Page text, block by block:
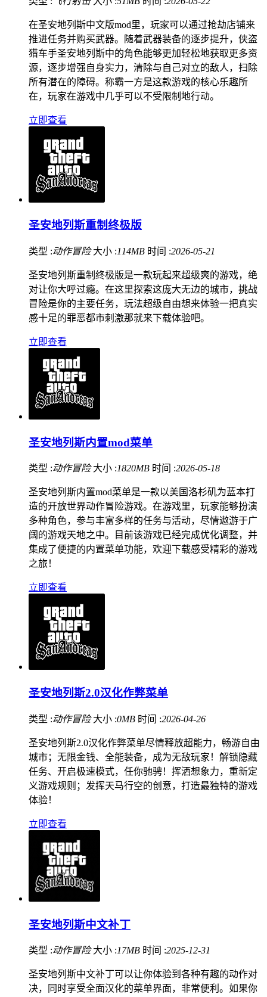
在圣安地列斯中文版mod里，玩家可以通过抢劫店铺来
推进任务并购买武器。随着武器装备的逐步提升，侠盗
猎车手圣安地列斯中的角色能够更加轻松地获取更多资
源，逐步增强自身实力，清除与自己对立的敌人，扫除
所有潜在的障碍。称霸一方是这款游戏的核心乐趣所
在，玩家在游戏中几乎可以不受限制地行动。
立即查看
圣安地列斯重制终极版
类型 :动作冒险 大小 :114MB 时间 :2026-05-21
圣安地列斯重制终极版是一款玩起来超级爽的游戏，绝
对让你大呼过瘾。在这里探索这庞大无边的城市，挑战
冒险是你的主要任务，玩法超级自由想来体验一把真实
感十足的罪恶都市刺激那就来下载体验吧。
立即查看
圣安地列斯内置mod菜单
类型 :动作冒险 大小 :1820MB 时间 :2026-05-18
圣安地列斯内置mod菜单是一款以美国洛杉矶为蓝本打
造的开放世界动作冒险游戏。在游戏里，玩家能够扮演
多种角色，参与丰富多样的任务与活动，尽情遨游于广
阔的游戏天地之中。目前该游戏已经完成优化调整，并
集成了便捷的内置菜单功能，欢迎下载感受精彩的游戏
之旅！
立即查看
圣安地列斯2.0汉化作弊菜单
类型 :动作冒险 大小 :0MB 时间 :2026-04-26
圣安地列斯2.0汉化作弊菜单尽情释放超能力，畅游自由
城市；无限金钱、全能装备，成为无敌玩家！解锁隐藏
任务、开启极速模式，任你驰骋！挥洒想象力，重新定
义游戏规则；发挥天马行空的创意，打造最独特的游戏
体验！
立即查看
圣安地列斯中文补丁
类型 :动作冒险 大小 :17MB 时间 :2025-12-31
圣安地列斯中文补丁可以让你体验到各种有趣的动作对
决，同时享受全面汉化的菜单界面，非常便利。如果你